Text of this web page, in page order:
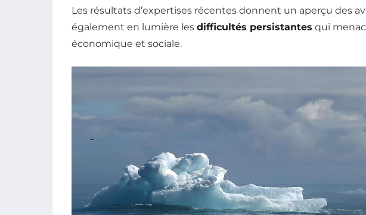
Les résultats d’expertises récentes donnent un aperçu des
également en lumière les difficultés persistantes qui
économique et sociale.